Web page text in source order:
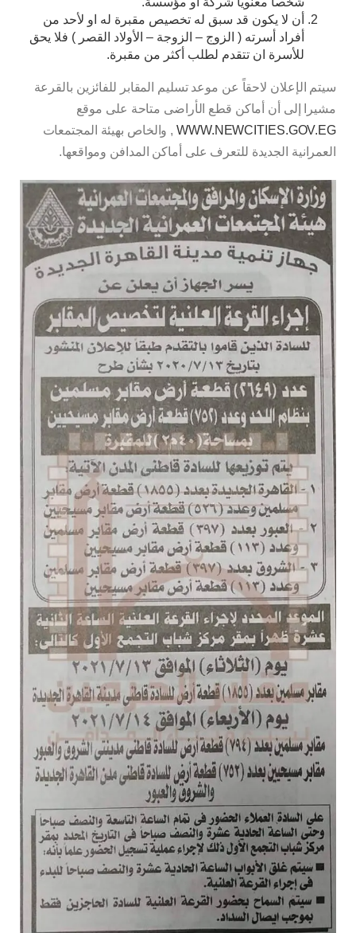
أن لا يكون قد سبق له تخصيص مقبرة له او لأحد من
أفراد أسرته ( الزوج – الزوجة – الأولاد القصر ) فلا يحق
للأسرة ان تتقدم لطلب أكثر من مقبرة.
سيتم الإعلان لاحقاً عن موعد تسليم المقابر للفائزين بالقرعة
مشيرا إلى أن أماكن قطع الأراضى متاحة على موقع
WWW.NEWCITIES.GOV.EG , والخاص بهيئة المجتمعات
العمرانية الجديدة للتعرف على أماكن المدافن ومواقعها.